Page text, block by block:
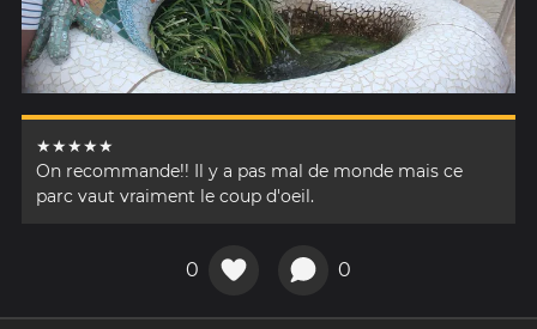
★★★★★
On recommande!! Il y a pas mal de monde mais ce
parc vaut vraiment le coup d'oeil.
0 0